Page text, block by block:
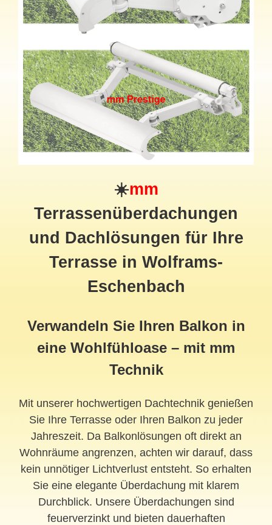
☀️mm
Terrassenüberdachungen
und Dachlösungen für Ihre
Terrasse in Wolframs-
Eschenbach
Verwandeln Sie Ihren Balkon in
eine Wohlfühloase – mit mm
Technik
Mit unserer hochwertigen Dachtechnik genießen
Sie Ihre Terrasse oder Ihren Balkon zu jeder
Jahreszeit. Da Balkonlösungen oft direkt an
Wohnräume angrenzen, achten wir darauf, dass
kein unnötiger Lichtverlust entsteht. So erhalten
Sie eine elegante Überdachung mit klarem
Durchblick. Unsere Überdachungen sind
feuerverzinkt und bieten dauerhaften